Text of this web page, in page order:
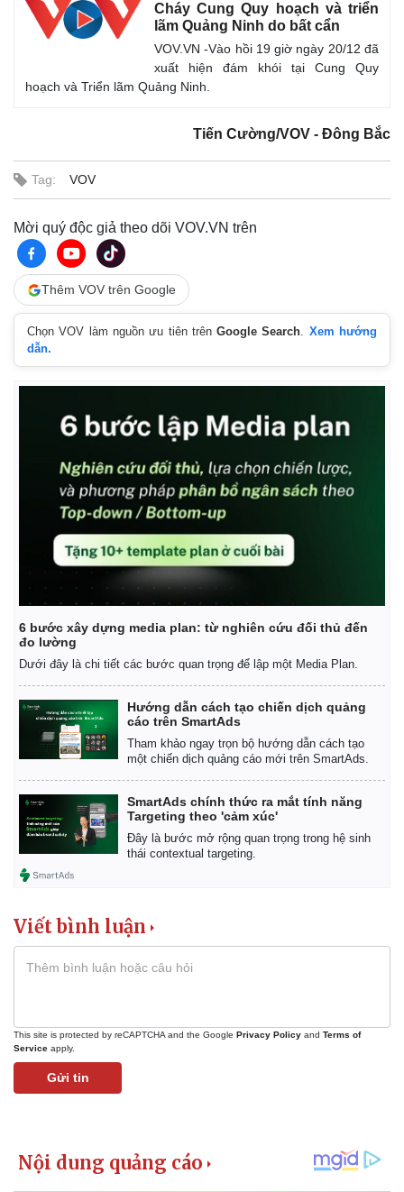
Kinh tế
Bất động sản
Khởi nghiệp
Giá vàng
Tiêu dùng
Tỷ giá
Chứng khoán
Giá cà phê
Cháy Cung Quy hoạch và triển
lãm Quảng Ninh do bất cẩn
VOV.VN -Vào hồi 19 giờ ngày 20/12 đã
xuất hiện đám khói tại Cung Quy
hoạch và Triển lãm Quảng Ninh.
Tiến Cường/VOV - Đông Bắc
Tag: VOV
Mời quý độc giả theo dõi VOV.VN trên
Thêm VOV trên Google
Chọn VOV làm nguồn ưu tiên trênGoogle Search. Xem hướng
dẫn.
6 bước xây dựng media plan: từ nghiên cứu đối thủ đến
đo lường
Dưới đây là chi tiết các bước quan trọng để lập một Media Plan.
Hướng dẫn cách tạo chiến dịch quảng
cáo trên SmartAds
Tham khảo ngay trọn bộ hướng dẫn cách tạo
một chiến dịch quảng cáo mới trên SmartAds.
SmartAds chính thức ra mắt tính năng
Targeting theo 'cảm xúc'
Đây là bước mở rộng quan trọng trong hệ sinh
thái contextual targeting.
Viết bình luận
This site is protected by reCAPTCHA and the Google Privacy Policy and Terms of
Service apply.
Gửi tin